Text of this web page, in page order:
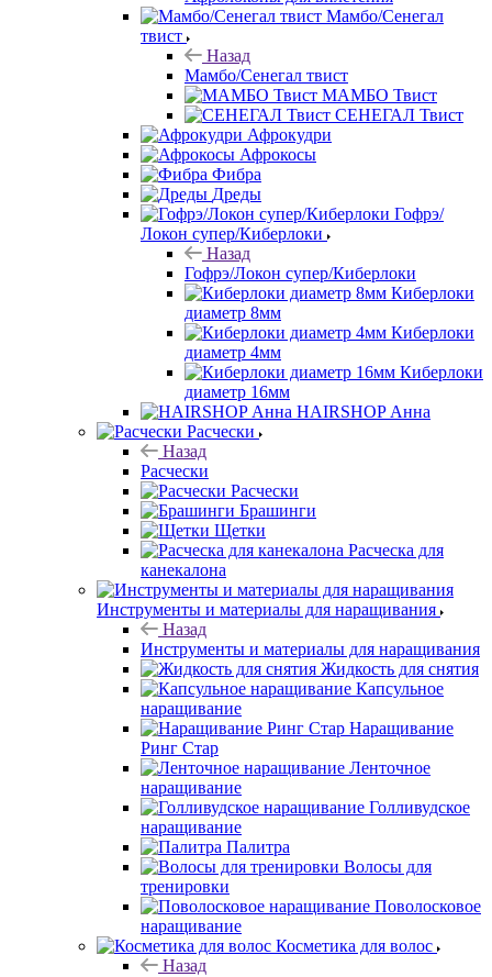
Мамбо/Сенегал
твист
Назад
Мамбо/Сенегал твист
МАМБО Твист
СЕНЕГАЛ Твист
Афрокудри
Афрокосы
Фибра
Дреды
Гофрэ/
Локон супер/Киберлоки
Назад
Гофрэ/Локон супер/Киберлоки
Киберлоки
диаметр 8мм
Киберлоки
диаметр 4мм
Киберлоки
диаметр 16мм
HAIRSHOP Анна
Расчески
Назад
Расчески
Расчески
Брашинги
Щетки
Расческа для
канекалона
Инструменты и материалы для наращивания
Назад
Инструменты и материалы для наращивания
Жидкость для снятия
Капсульное
наращивание
Наращивание
Ринг Стар
Ленточное
наращивание
Голливудское
наращивание
Палитра
Волосы для
тренировки
Поволосковое
наращивание
Косметика для волос
Назад